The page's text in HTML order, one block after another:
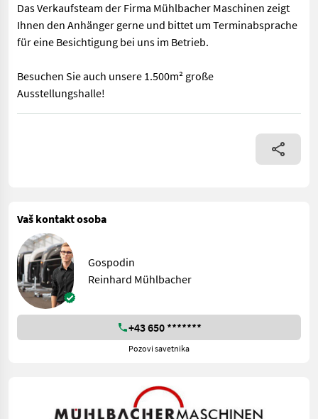
Das Verkaufsteam der Firma Mühlbacher Maschinen zeigt
Ihnen den Anhänger gerne und bittet um Terminabsprache
für eine Besichtigung bei uns im Betrieb.
Besuchen Sie auch unsere 1.500m² große
Ausstellungshalle!
Böckmann Viehanhänger VH 3016/27 mit höherem
Vaš kontakt osoba
Gospodin
Reinhard Mühlbacher
+43 650 *******
Pozovi savetnika